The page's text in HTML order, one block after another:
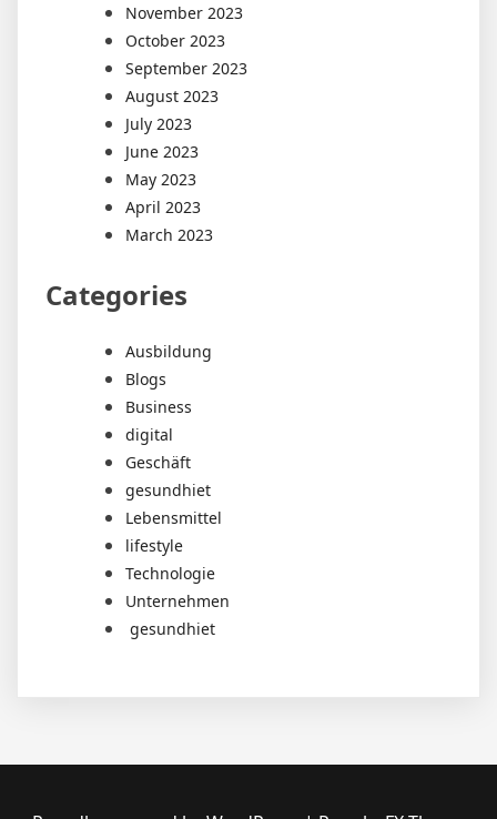
November 2023
October 2023
September 2023
August 2023
July 2023
June 2023
May 2023
April 2023
March 2023
Categories
Ausbildung
Blogs
Business
digital
Geschäft
gesundhiet
Lebensmittel
lifestyle
Technologie
Unternehmen
gesundhiet